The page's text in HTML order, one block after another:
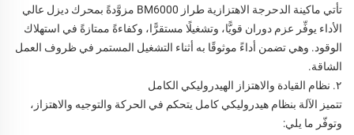
تأتي ماكينة الدحرجة الاهتزازية طراز BM6000 مزوَّدةً بمحرك ديزل عالي
الأداء يوفِّر عزم دوران قويًّا، وتشغيلًا مستقرًّا، وكفاءةً ممتازةً في استهلاك
الوقود. وهي تضمن أداءً موثوقًا به أثناء التشغيل المستمر في ظروف العمل
الشاقة.
٢. نظام القيادة والاهتزاز الهيدروليكي الكامل
تتميز الآلة بنظام هيدروليكي كامل يتحكم في الحركة والتوجيه والاهتزاز،
وتوفّر ما يلي: